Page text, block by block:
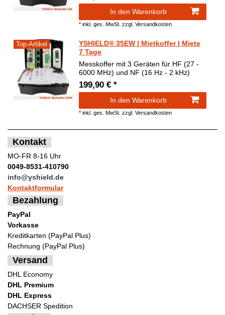
In den Warenkorb
*inkl. ges. MwSt. zzgl.Versandkosten
Top-Artikel
YSHIELD® 35EW | Mietkoffer | Miete
7 Tage
Messkoffer mit 3 Geräten für HF (27 -
6000 MHz) und NF (16 Hz - 2 kHz)
199,90 € *
In den Warenkorb
*inkl. ges. MwSt. zzgl.Versandkosten
Kontakt
MO-FR 8-16 Uhr
0049-8531-410790
info@yshield.de
Kontaktformular
Bezahlung
PayPal
Vorkasse
Kreditkarten (PayPal Plus)
Rechnung (PayPal Plus)
Versand
DHL Economy
DHL Premium
DHL Express
DACHSER Spedition